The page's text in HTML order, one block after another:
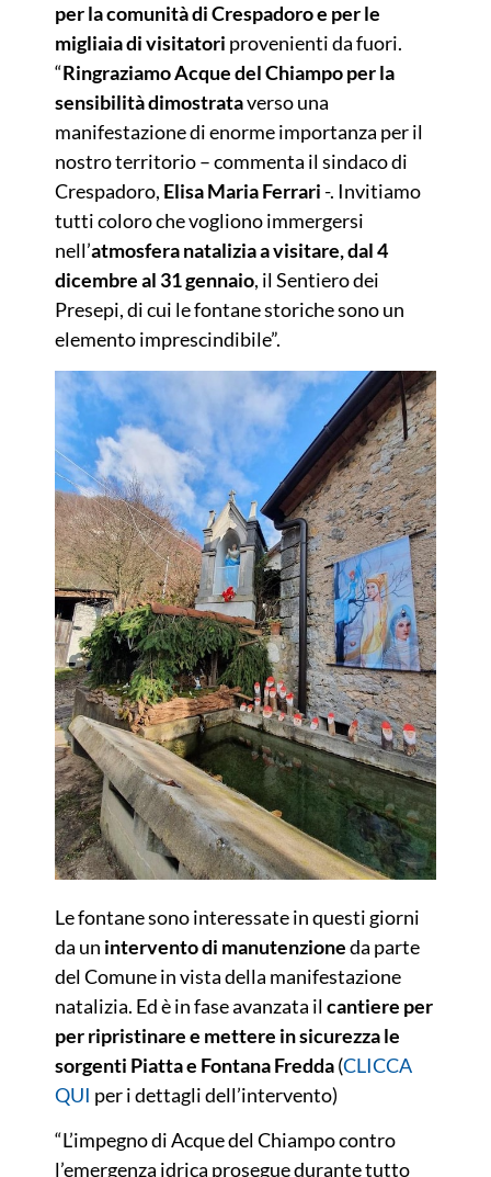
per la comunità di Crespadoro e per le
migliaia di visitatori provenienti da fuori.
“Ringraziamo Acque del Chiampo per la
sensibilità dimostrataverso una
manifestazione di enorme importanza per il
nostro territorio – commenta il sindaco di
Crespadoro, Elisa Maria Ferrari-. Invitiamo
tutti coloro che vogliono immergersi
nell’atmosfera natalizia a visitare, dal 4
dicembre al 31 gennaio, il Sentiero dei
Presepi, di cui le fontane storiche sono un
elemento imprescindibile”.
Le fontane sono interessate in questi giorni
da un intervento di manutenzioneda parte
del Comune in vista della manifestazione
natalizia. Ed è in fase avanzata ilcantiere per
per ripristinare e mettere in sicurezza le
sorgenti Piatta e Fontana Fredda(CLICCA
QUI per i dettagli dell’intervento)
“L’impegno di Acque del Chiampo contro
l’emergenza idrica prosegue durante tutto